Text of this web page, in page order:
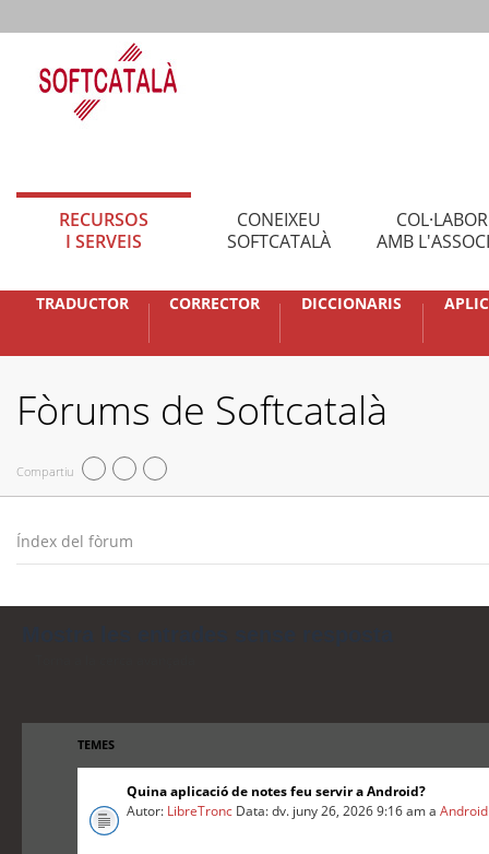
RECURSOS
I SERVEIS
CONEIXEU
SOFTCATALÀ
AMB
TRADUCTOR CORRECTOR DICCIONARIS
Fòrums de Softcatalà
Compartiu
Índex del fòrum
TEMES
Quina aplicació de notes feu servir a Android?
Autor: LibreTronc Data: dv. juny 26, 2026 9:16 am aAndroid